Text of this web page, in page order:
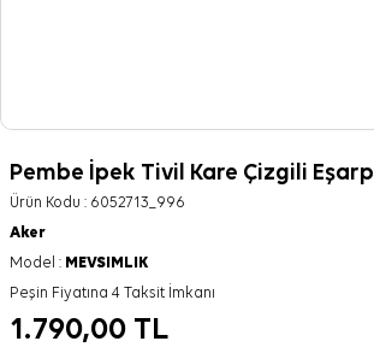
Pembe İpek Tivil Kare Çizgili Eşarp
Ürün Kodu : 6052713_996
Aker
Model : MEVSIMLIK
Peşin Fiyatına 4 Taksit İmkanı
1.790,00 TL